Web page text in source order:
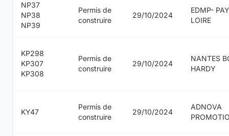
NP37
NP38
NP39
Permis de
construire
29/10/2024
EDMP-
LOIRE
KP298
KP307
KP308
Permis de
construire
29/10/2024
NANTES
HARDY
KY47
Permis de
construire
29/10/2024
ADNOVA